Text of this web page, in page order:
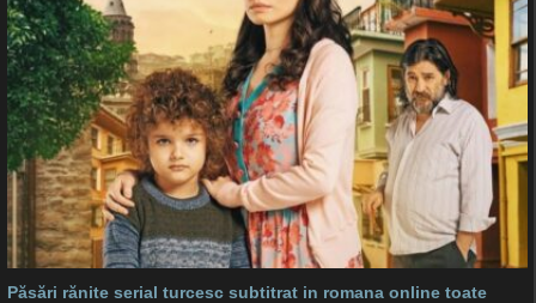
Păsări rănite serial turcesc subtitrat in romana online toate